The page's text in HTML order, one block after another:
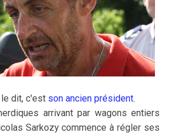
dit, c'est son ancien président.
arrivant par wagons entiers
Sarkozy commence à régler ses